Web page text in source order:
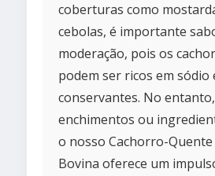
coberturas como
cebolas, é importante
moderação, pois os
podem ser ricos em sódio
conservantes. No
enchimentos ou
o nosso Cachorro-Quente
Bovina oferece um